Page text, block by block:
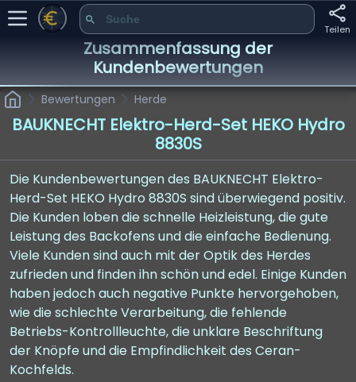
Teilen
Zusammenfassung der
Kundenbewertungen
Bewertungen Herde
BAUKNECHT Elektro-Herd-Set HEKO Hydro
8830S
Die Kundenbewertungen des BAUKNECHT Elektro-
Herd-Set HEKO Hydro 8830S sind überwiegend positiv.
Die Kunden loben die schnelle Heizleistung, die gute
Leistung des Backofens und die einfache Bedienung.
Viele Kunden sind auch mit der Optik des Herdes
zufrieden und finden ihn schön und edel. Einige Kunden
haben jedoch auch negative Punkte hervorgehoben,
wie die schlechte Verarbeitung, die fehlende
Betriebs-Kontrollleuchte, die unklare Beschriftung
der Knöpfe und die Empfindlichkeit des Ceran-
Kochfelds.